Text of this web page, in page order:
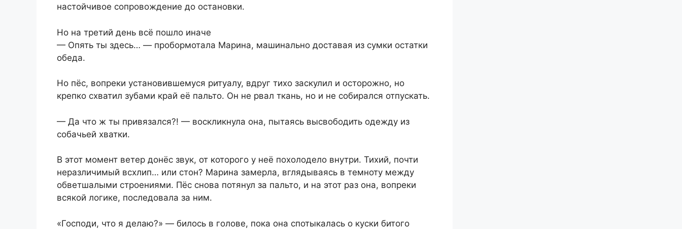
настойчивое сопровождение до остановки.
Но на третий день всё пошло иначе
— Опять ты здесь… — пробормотала Марина, машинально доставая из сумки остатки
обеда.
Но пёс, вопреки установившемуся ритуалу, вдруг тихо заскулил и осторожно, но
крепко схватил зубами край её пальто. Он не рвал ткань, но и не собирался отпускать.
— Да что ж ты привязался?! — воскликнула она, пытаясь высвободить одежду из
собачьей хватки.
В этот момент ветер донёс звук, от которого у неё похолодело внутри. Тихий, почти
неразличимый всхлип… или стон? Марина замерла, вглядываясь в темноту между
обветшалыми строениями. Пёс снова потянул за пальто, и на этот раз она, вопреки
всякой логике, последовала за ним.
«Господи, что я делаю?» — билось в голове, пока она спотыкалась о куски битого